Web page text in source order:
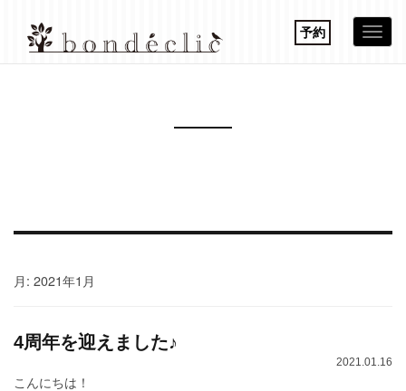
予約
月: 2021年1月
4周年を迎えました♪
2021.01.16
こんにちは！